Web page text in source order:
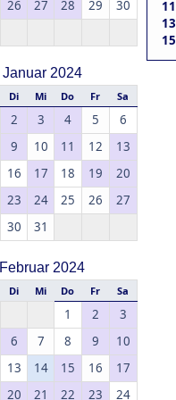
26 27 28 29
30
Januar 2024
Di Mi Do Fr Sa
2 3 4 5
6
9 10 11 12
13
16 17 18 19
20
23 24 25 26
27
30 31
Februar 2024
Di Mi Do Fr Sa
1 2
3
6 7 8 9
10
13 14 15 16
17
20 21 22 23 24